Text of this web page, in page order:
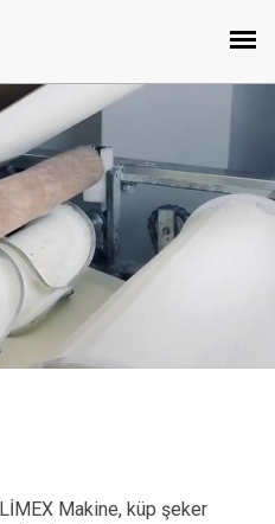
Makine, küp şeker